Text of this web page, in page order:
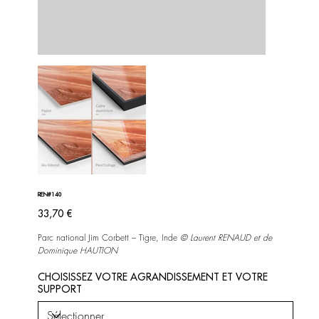
REN#140
Prix
33,70 €
Parc national Jim Corbett – Tigre, Inde © Laurent RENAUD et de
Dominique HAUTION
CHOISISSEZ VOTRE AGRANDISSEMENT ET VOTRE
SUPPORT